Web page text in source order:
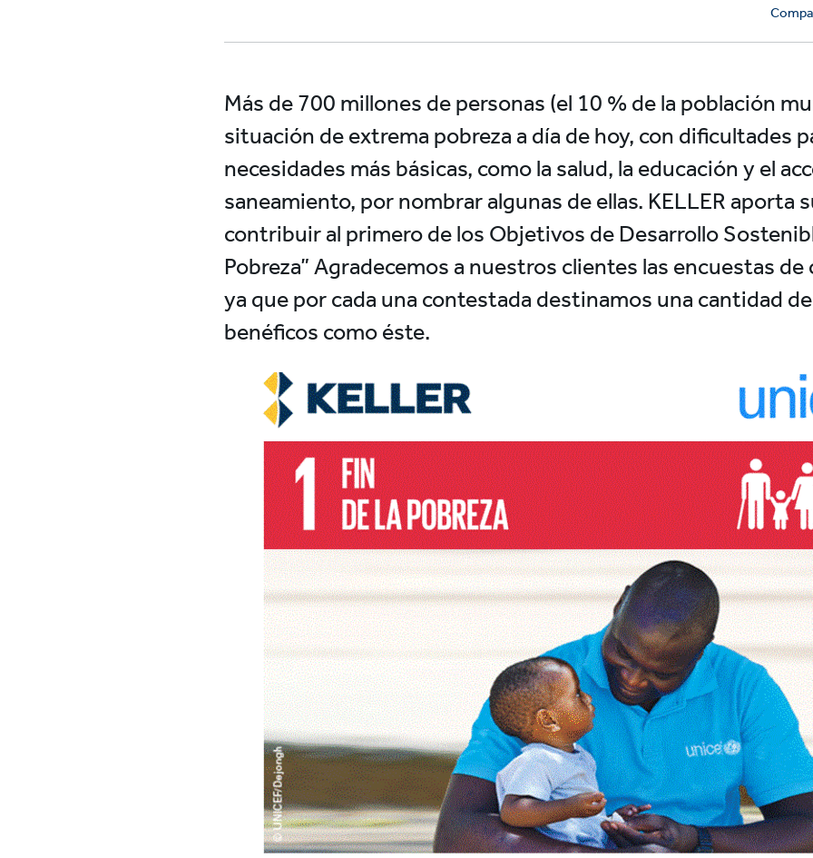
Más de 700 millones de personas (el 10 % de la población
situación de extrema pobreza a día de hoy, con dificultades
necesidades más básicas, como la salud, la educación y el
saneamiento, por nombrar algunas de ellas. KELLER aporta
contribuir al primero de los Objetivos de Desarrollo
Pobreza” Agradecemos a nuestros clientes las encuestas
ya que por cada una contestada destinamos una cantidad
benéficos como éste.